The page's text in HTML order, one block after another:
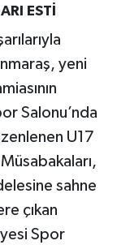
ESTİ
yeni
Salonu’nda
U17
sahne
çıkan
Spor